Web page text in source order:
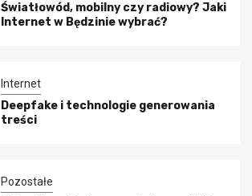
Światłowód, mobilny czy radiowy? Jaki
Internet w Będzinie wybrać?
Internet
Deepfake i technologie generowania
treści
Pozostałe